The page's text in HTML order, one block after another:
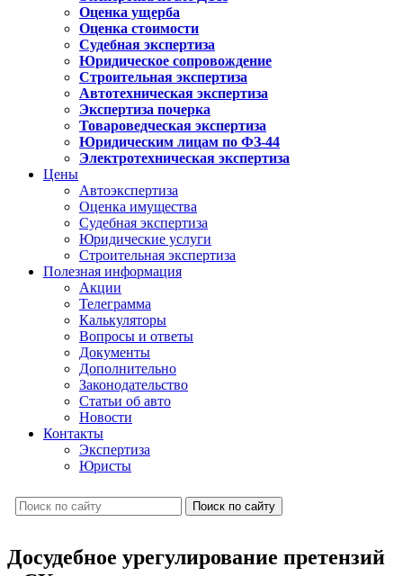
Оценка ущерба
Оценка стоимости
Судебная экспертиза
Юридическое сопровождение
Строительная экспертиза
Автотехническая экспертиза
Экспертиза почерка
Товароведческая экспертиза
Юридическим лицам по ФЗ-44
Электротехническая экспертиза
Цены
Автоэкспертиза
Оценка имущества
Судебная экспертиза
Юридические услуги
Строительная экспертиза
Полезная информация
Акции
Телеграмма
Калькуляторы
Вопросы и ответы
Документы
Дополнительно
Законодательство
Статьи об авто
Новости
Контакты
Экспертиза
Юристы
Поиск по сайту
Досудебное урегулирование претензий